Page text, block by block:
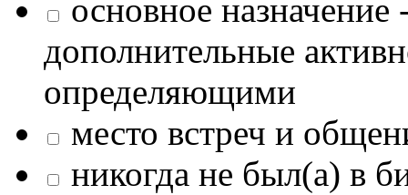
основное назначение
дополнительные
определяющими
место встреч и
никогда не был(а) в